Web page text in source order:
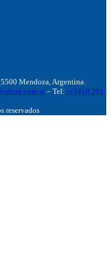
Mendoza, Argentina.
– Tel: +(54) 9 261
reservados